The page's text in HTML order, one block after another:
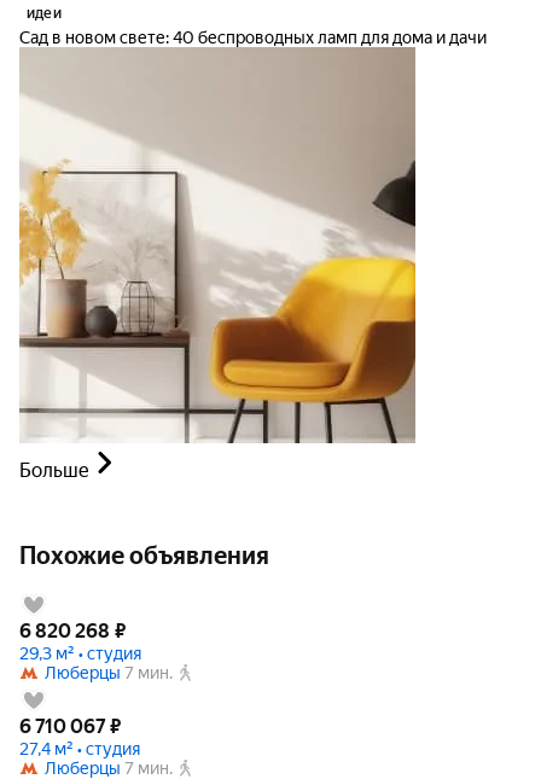
идеи
Сад в новом свете: 40 беспроводных ламп для дома и дачи
Больше
Похожие объявления
6 820 268 ₽
29,3 м² • студия
Люберцы 7 мин.
6 710 067 ₽
27,4 м² • студия
Люберцы 7 мин.